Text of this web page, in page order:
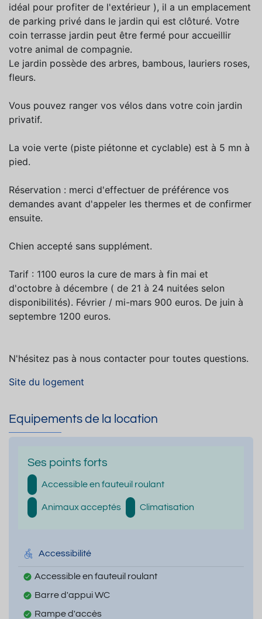
idéal pour profiter de l'extérieur ), il a un emplacement
de parking privé dans le jardin qui est clôturé. Votre
coin terrasse jardin peut être fermé pour accueillir
votre animal de compagnie.
Le jardin possède des arbres, bambous, lauriers roses,
fleurs.
Vous pouvez ranger vos vélos dans votre coin jardin
privatif.
La voie verte (piste piétonne et cyclable) est à 5 mn à
pied.
Réservation : merci d'effectuer de préférence vos
demandes avant d'appeler les thermes et de confirmer
ensuite.
Chien accepté sans supplément.
Tarif : 1100 euros la cure de mars à fin mai et
d'octobre à décembre ( de 21 à 24 nuitées selon
disponibilités). Février / mi-mars 900 euros. De juin à
septembre 1200 euros.
N'hésitez pas à nous contacter pour toutes questions.
Site du logement
Equipements de la location
Ses points forts
Accessible en fauteuil roulant
Animaux acceptés Climatisation
Accessibilité
Accessible en fauteuil roulant
Barre d'appui WC
Rampe d'accès